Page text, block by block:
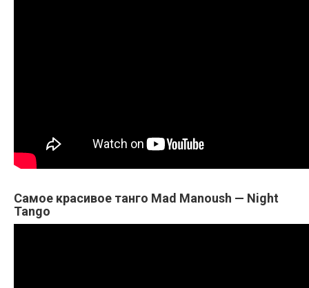
Самое красивое танго Mad Manoush — Night
Tango